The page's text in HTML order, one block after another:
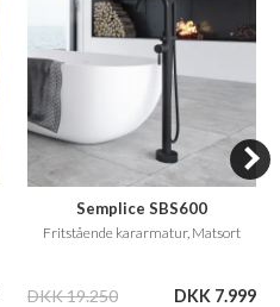
Semplice SBS600
Fritstående kararmatur, Matsort
DKK 19.250 DKK 7.999